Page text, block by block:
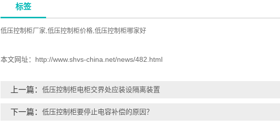
标签
低压控制柜厂家,低压控制柜价格,低压控制柜哪家好
本文网址： http://www.shvs-china.net/news/482.html
上一篇： 低压控制柜电柜交界处应装设隔离装置
下一篇： 低压控制柜要停止电容补偿的原因？